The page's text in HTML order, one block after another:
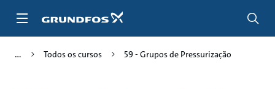
para
Todos os cursos 59 - Grupos de Pressurização